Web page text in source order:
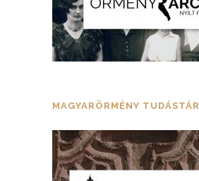
MAGYARÖRMÉNY TUDÁSTÁR